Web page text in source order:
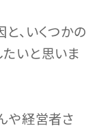
、いくつかの
いと思いま
や経営者さ